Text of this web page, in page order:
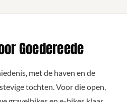
Goedereede
met de haven en de
tochten. Voor die open,